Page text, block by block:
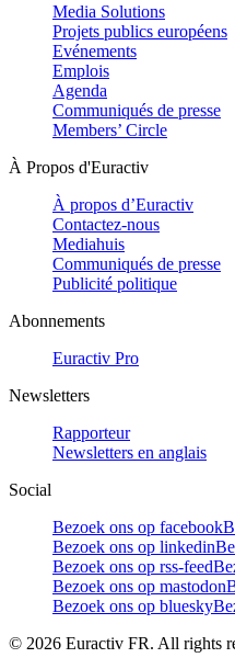
Media Solutions
Projets publics européens
Evénements
Emplois
Agenda
Communiqués de presse
Members’ Circle
À Propos d'Euractiv
À propos d’Euractiv
Contactez-nous
Mediahuis
Communiqués de presse
Publicité politique
Abonnements
Euractiv Pro
Newsletters
Rapporteur
Newsletters en anglais
Social
Bezoek ons op facebook
Bezoek ons op linkedin
Bezoek ons op rss-feed
Bezoek ons op mastodon
Bezoek ons op bluesky
© 2026 Euractiv FR. All rights